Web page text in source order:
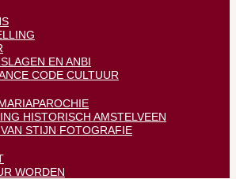
EN ANBI
CODE CULTUUR
HISTORISCH AMSTELVEEN
STIJN FOTOGRAFIE
WORDEN